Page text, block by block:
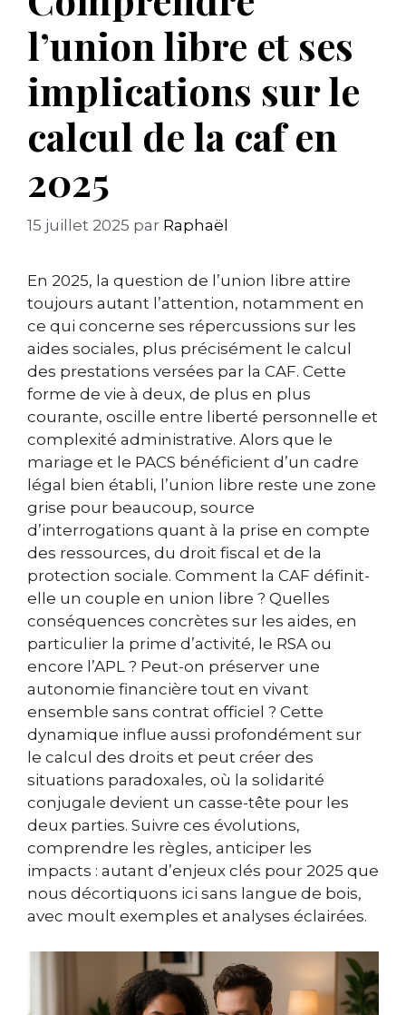
l’union libre et ses
implications sur le
calcul de la caf en
2025
15 juillet 2025 par Raphaël
En 2025, la question de l’union libre attire
toujours autant l’attention, notamment en
ce qui concerne ses répercussions sur les
aides sociales, plus précisément le calcul
des prestations versées par la CAF. Cette
forme de vie à deux, de plus en plus
courante, oscille entre liberté personnelle et
complexité administrative. Alors que le
mariage et le PACS bénéficient d’un cadre
légal bien établi, l’union libre reste une zone
grise pour beaucoup, source
d’interrogations quant à la prise en compte
des ressources, du droit fiscal et de la
protection sociale. Comment la CAF définit-
elle un couple en union libre ? Quelles
conséquences concrètes sur les aides, en
particulier la prime d’activité, le RSA ou
encore l’APL ? Peut-on préserver une
autonomie financière tout en vivant
ensemble sans contrat officiel ? Cette
dynamique influe aussi profondément sur
le calcul des droits et peut créer des
situations paradoxales, où la solidarité
conjugale devient un casse-tête pour les
deux parties. Suivre ces évolutions,
comprendre les règles, anticiper les
impacts : autant d’enjeux clés pour 2025 que
nous décortiquons ici sans langue de bois,
avec moult exemples et analyses éclairées.